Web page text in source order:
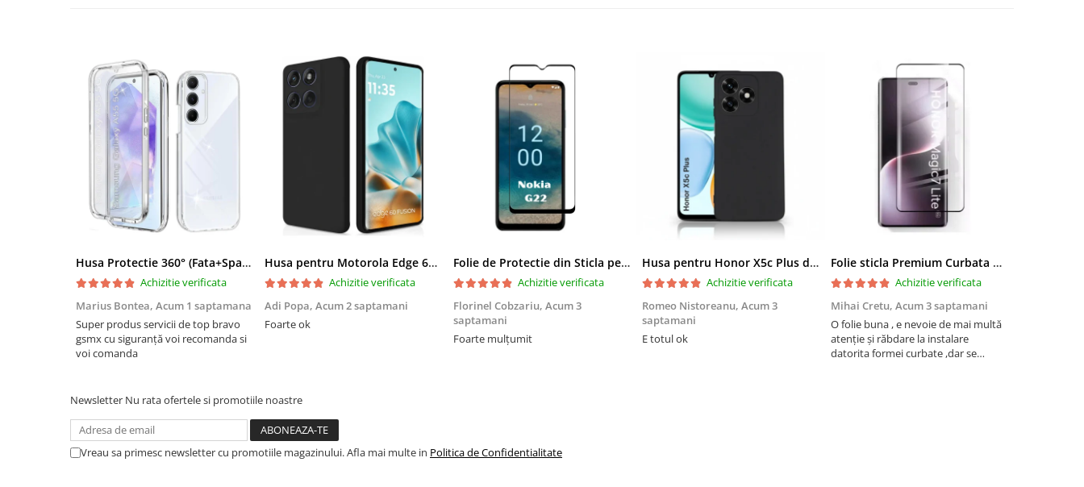
Husa Protectie 360° (Fata+Spate) compatibila Samsung Galaxy A55 5G, Transparanta, Protectie Completa
Achizitie verificata
Marius Bontea, Acum 1 saptamana
Super produs servicii de top bravo
gsmx cu siguranță voi recomanda si
voi comanda
Husa pentru Motorola Edge 60 Fusion din sIlicon catifelat cu interior din microfibra si protectie la camere - Negru
Achizitie verificata
Adi Popa, Acum 2 saptamani
Foarte ok
Folie de Protectie din Sticla pentru Nokia G22 cu Kit Montare Inclus, Adeziv pe toata suprafata, Protectie Anti-Zgarieturi si Socuri
Achizitie verificata
Florinel Cobzariu, Acum 3
saptamani
Foarte mulțumit
Husa pentru Honor X5c Plus din silicon catifelat cu interior din microfibra si protectie la camere - Negru
Achizitie verificata
Romeo Nistoreanu, Acum 3
saptamani
E totul ok
Folie sticla Premium Curbata pentru Honor Magic 7 Lite 5G cu Adeziv pe toata suprafata, Protectie Anti-Zgarieturi si Socuri
Achizitie verificata
Mihai Cretu, Acum 3 saptamani
O folie buna , e nevoie de mai multă
atenție și răbdare la instalare
datorita formei curbate ,dar se
Newsletter Nu rata ofertele si promotiile noastre
Vreau sa primesc newsletter cu promotiile magazinului. Afla mai multe in Politica de Confidentialitate